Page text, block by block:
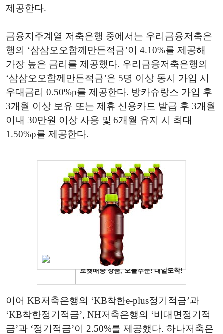
제공한다.
금융지주계열 저축은행 중에서는 우리금융저축은
행의 ‘삼삼오오함께만든적금’이 4.10%를 제공해
가장 높은 금리를 제공했다. 우리금융저축은행의
‘삼삼오오함께만든적금’은 5명 이상 동시 가입 시
우대금리 0.50%p를 제공한다. 방카슈랑스 가입 후
3개월 이상 보유 또는 제휴 신용카드 발급 후 3개월
이내 30만원 이상 사용 및 6개월 유지 시 최대
1.50%p를 제공한다.
이어 KB저축은행의 ‘KB착한e-plus정기적금’과
‘KB착한정기적금’, NH저축은행의 ‘비대면정기적
금’과 ‘정기적금’이 2.50%를 제공했다. 하나저축은